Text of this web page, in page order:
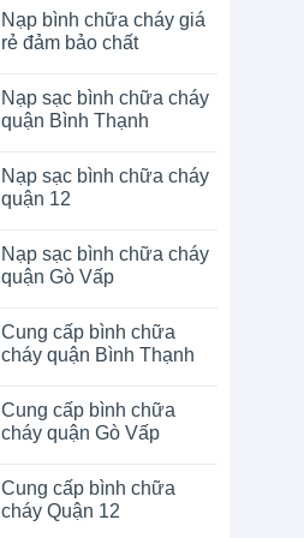
Nạp bình chữa cháy giá
rẻ đảm bảo chất
Nạp sạc bình chữa cháy
quận Bình Thạnh
Nạp sạc bình chữa cháy
quận 12
Nạp sạc bình chữa cháy
quận Gò Vấp
Cung cấp bình chữa
cháy quận Bình Thạnh
Cung cấp bình chữa
cháy quận Gò Vấp
Cung cấp bình chữa
cháy Quận 12